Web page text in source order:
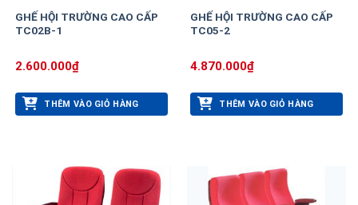
GHẾ HỘI TRƯỜNG CAO CẤP
TC02B-1
2.600.000₫
THÊM VÀO GIỎ HÀNG
GHẾ HỘI TRƯỜNG CAO CẤP
TC05-2
4.870.000₫
THÊM VÀO GIỎ HÀNG